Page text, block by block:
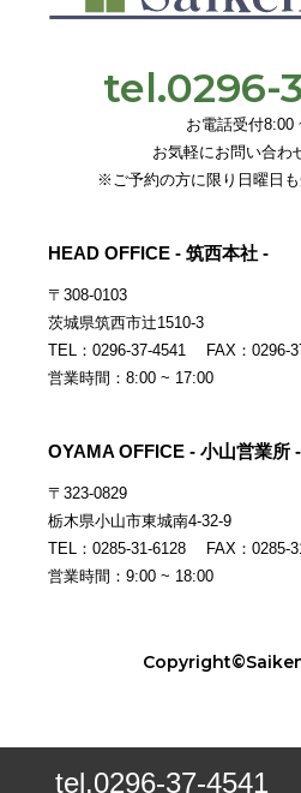
tel.0296-
お電話受付8:00
お気軽にお問い合わ
※ご予約の方に限り日曜日も
HEAD OFFICE - 筑西本社 -
〒308-0103
茨城県筑西市辻1510-3
TEL：0296-37-4541 FAX：0296-
営業時間：8:00 ~ 17:00
OYAMA OFFICE - 小山営業所 -
〒323-0829
栃木県小山市東城南4-32-9
TEL：0285-31-6128 FAX：0285-
営業時間：9:00 ~ 18:00
tel.0296-37-4541